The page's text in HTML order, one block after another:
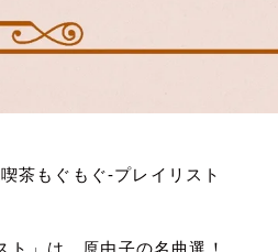
茶もぐもぐ-プレイリスト
ト」は、原由子の名曲選！